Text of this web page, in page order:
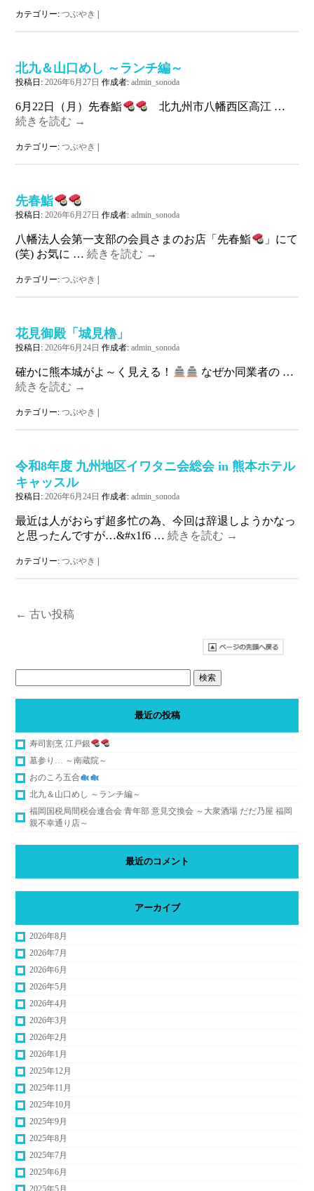
カテゴリー: つぶやき
北九＆山口めし ～ランチ編～
投稿日: 2026年6月27日 作成者: admin_sonoda
6月22日（月）先春鮨
北九州市八幡西区高江 …
続きを読む →
カテゴリー: つぶやき
先春鮨
投稿日: 2026年6月27日 作成者: admin_sonoda
八幡法人会第一支部の会員さまのお店「先春鮨
」にて
(笑) お気に …続きを読む →
カテゴリー: つぶやき
花見御殿「城見櫓」
投稿日: 2026年6月24日 作成者: admin_sonoda
確かに熊本城がよ～く見える！
なぜか同業者の …
続きを読む →
カテゴリー: つぶやき
令和8年度 九州地区イワタニ会総会 in 熊本ホテル
キャッスル
投稿日: 2026年6月24日 作成者: admin_sonoda
最近は人がおらず超多忙の為、今回は辞退しようかなっ
と思ったんですが…&#x1f6 …続きを読む →
カテゴリー: つぶやき
← 古い投稿
最近の投稿
寿司割烹 江戸銀
墓参り… ～南蔵院～
おのころ五合
北九＆山口めし ～ランチ編～
福岡国税局間税会連合会 青年部 意見交換会 ～大衆酒場 だだ乃屋 福岡
親不幸通り店～
最近のコメント
アーカイブ
2026年8月
2026年7月
2026年6月
2026年5月
2026年4月
2026年3月
2026年2月
2026年1月
2025年12月
2025年11月
2025年10月
2025年9月
2025年8月
2025年7月
2025年6月
2025年5月